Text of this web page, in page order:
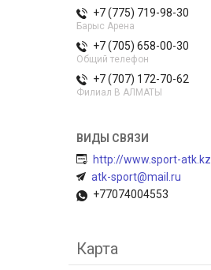
+7 (775) 719-98-30
Барыс Арена
+7 (705) 658-00-30
Общий телефон
+7 (707) 172-70-62
Филиал В АЛМАТЫ
http://www.sport-atk.kz
atk-sport@mail.ru
+77074004553
Карта